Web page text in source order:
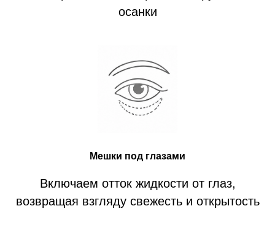
осанки
Мешки под глазами
Включаем отток жидкости от глаз,
возвращая взгляду свежесть и открытость